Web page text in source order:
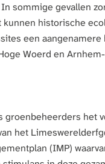
sommige gevallen
historische
een
Woerd en
groenbeheerders het
het
(IMP)